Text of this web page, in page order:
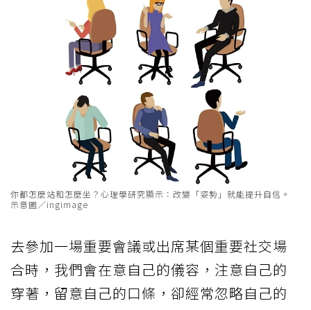
你都怎麼站和怎麼坐？心理學研究顯示：改變「姿勢」就能提升自信。
示意圖／ingimage
去參加一場重要會議或出席某個重要社交場
合時，我們會在意自己的儀容，注意自己的
穿著，留意自己的口條，卻經常忽略自己的